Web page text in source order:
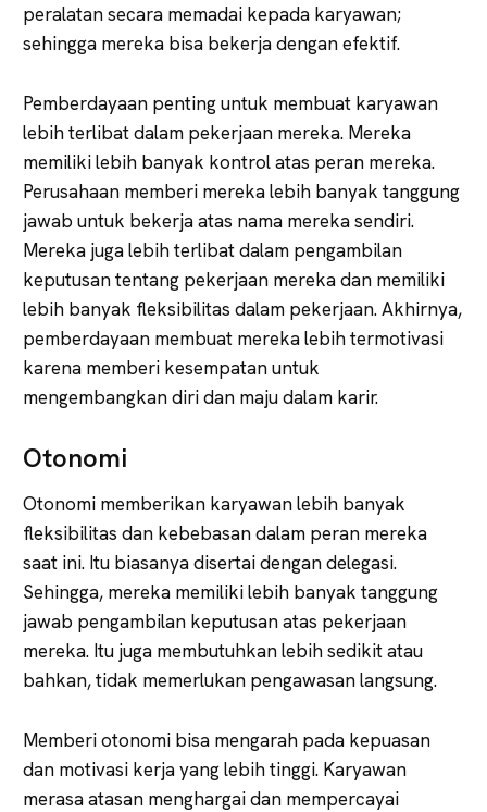
peralatan secara memadai kepada karyawan;
sehingga mereka bisa bekerja dengan efektif.
Pemberdayaan penting untuk membuat karyawan
lebih terlibat dalam pekerjaan mereka. Mereka
memiliki lebih banyak kontrol atas peran mereka.
Perusahaan memberi mereka lebih banyak tanggung
jawab untuk bekerja atas nama mereka sendiri.
Mereka juga lebih terlibat dalam pengambilan
keputusan tentang pekerjaan mereka dan memiliki
lebih banyak fleksibilitas dalam pekerjaan. Akhirnya,
pemberdayaan membuat mereka lebih termotivasi
karena memberi kesempatan untuk
mengembangkan diri dan maju dalam karir.
Otonomi
Otonomi memberikan karyawan lebih banyak
fleksibilitas dan kebebasan dalam peran mereka
saat ini. Itu biasanya disertai dengan delegasi.
Sehingga, mereka memiliki lebih banyak tanggung
jawab pengambilan keputusan atas pekerjaan
mereka. Itu juga membutuhkan lebih sedikit atau
bahkan, tidak memerlukan pengawasan langsung.
Memberi otonomi bisa mengarah pada kepuasan
dan motivasi kerja yang lebih tinggi. Karyawan
merasa atasan menghargai dan mempercayai